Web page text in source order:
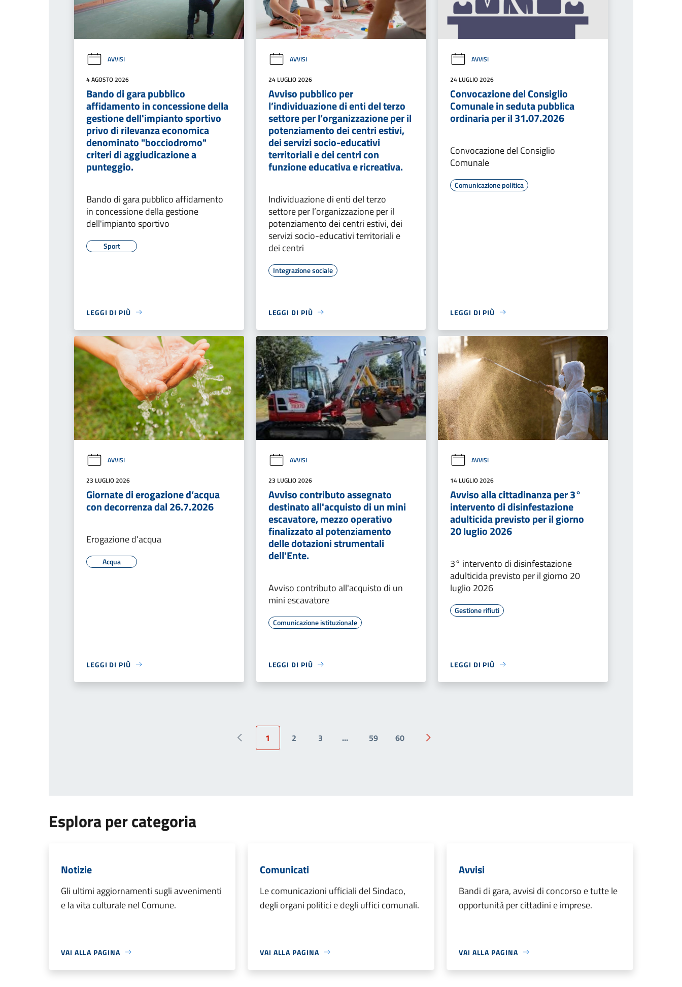
AVVISI
4 AGOSTO 2026
Bando di gara pubblico
affidamento in concessione della
gestione dell'impianto sportivo
privo di rilevanza economica
denominato "bocciodromo"
criteri di aggiudicazione a
punteggio.
Bando di gara pubblico affidamento
in concessione della gestione
dell'impianto sportivo
Sport
LEGGI DI PIÙ
AVVISI
24 LUGLIO 2026
Avviso pubblico per
l’individuazione di enti del terzo
settore per l’organizzazione per il
potenziamento dei centri estivi,
dei servizi socio-educativi
territoriali e dei centri con
funzione educativa e ricreativa.
Individuazione di enti del terzo
settore per l’organizzazione per il
potenziamento dei centri estivi, dei
servizi socio-educativi territoriali e
dei centri
Integrazione sociale
LEGGI DI PIÙ
AVVISI
24 LUGLIO 2026
Convocazione del Consiglio
Comunale in seduta pubblica
ordinaria per il 31.07.2026
Convocazione del Consiglio
Comunale
Comunicazione politica
LEGGI DI PIÙ
AVVISI
23 LUGLIO 2026
Giornate di erogazione d’acqua
con decorrenza dal 26.7.2026
Erogazione d’acqua
Acqua
LEGGI DI PIÙ
AVVISI
23 LUGLIO 2026
Avviso contributo assegnato
destinato all'acquisto di un mini
escavatore, mezzo operativo
finalizzato al potenziamento
delle dotazioni strumentali
dell'Ente.
Avviso contributo all'acquisto di un
mini escavatore
Comunicazione istituzionale
LEGGI DI PIÙ
AVVISI
14 LUGLIO 2026
Avviso alla cittadinanza per 3°
intervento di disinfestazione
adulticida previsto per il giorno
20 luglio 2026
3° intervento di disinfestazione
adulticida previsto per il giorno 20
luglio 2026
Gestione rifiuti
LEGGI DI PIÙ
Pagina precedente
1 2 3 ... 59 60
Pagina successiva
Esplora per categoria
Notizie
Gli ultimi aggiornamenti sugli avvenimenti
e la vita culturale nel Comune.
VAI ALLA PAGINA
Comunicati
Le comunicazioni ufficiali del Sindaco,
degli organi politici e degli uffici comunali.
VAI ALLA PAGINA
Avvisi
Bandi di gara, avvisi di concorso e tutte le
opportunità per cittadini e imprese.
VAI ALLA PAGINA